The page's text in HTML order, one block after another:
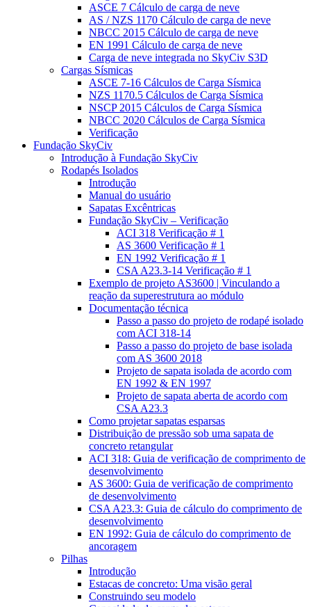
ASCE 7 Cálculo de carga de neve
AS / NZS 1170 Cálculo de carga de neve
NBCC 2015 Cálculo de carga de neve
EN 1991 Cálculo de carga de neve
Carga de neve integrada no SkyCiv S3D
Cargas Sísmicas
ASCE 7-16 Cálculos de Carga Sísmica
NZS 1170.5 Cálculos de Carga Sísmica
NSCP 2015 Cálculos de Carga Sísmica
NBCC 2020 Cálculos de Carga Sísmica
Verificação
Fundação SkyCiv
Introdução à Fundação SkyCiv
Rodapés Isolados
Introdução
Manual do usuário
Sapatas Excêntricas
Fundação SkyCiv – Verificação
ACI 318 Verificação # 1
AS 3600 Verificação # 1
EN 1992 Verificação # 1
CSA A23.3-14 Verificação # 1
Exemplo de projeto AS3600 | Vinculando a
reação da superestrutura ao módulo
Documentação técnica
Passo a passo do projeto de rodapé isolado
com ACI 318-14
Passo a passo do projeto de base isolada
com AS 3600 2018
Projeto de sapata isolada de acordo com
EN 1992 & EN 1997
Projeto de sapata aberta de acordo com
CSA A23.3
Como projetar sapatas esparsas
Distribuição de pressão sob uma sapata de
concreto retangular
ACI 318: Guia de verificação de comprimento de
desenvolvimento
AS 3600: Guia de verificação de comprimento
de desenvolvimento
CSA A23.3: Guia de cálculo do comprimento de
desenvolvimento
EN 1992: Guia de cálculo do comprimento de
ancoragem
Pilhas
Introdução
Estacas de concreto: Uma visão geral
Construindo seu modelo